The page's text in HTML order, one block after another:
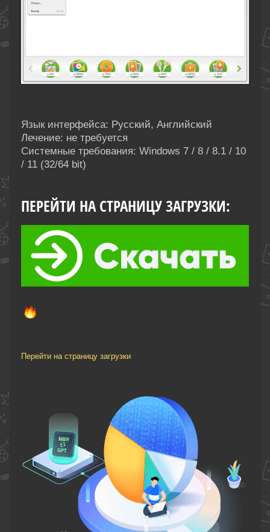
Язык интерфейса: Русский, Английский
Лечение: не требуется
Системные требования: Windows 7 / 8 / 8.1 / 10
/ 11 (32/64 bit)
ПЕРЕЙТИ НА СТРАНИЦУ ЗАГРУЗКИ:
Перейти на страницу загрузки